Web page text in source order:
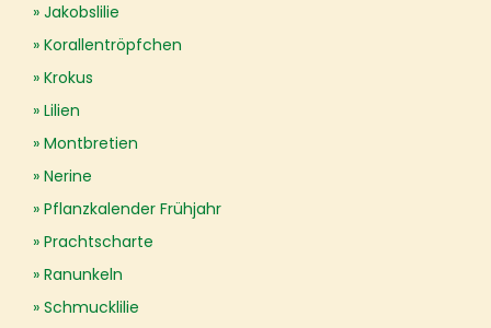
Jakobslilie
Korallentröpfchen
Krokus
Lilien
Montbretien
Nerine
Pflanzkalender Frühjahr
Prachtscharte
Ranunkeln
Schmucklilie